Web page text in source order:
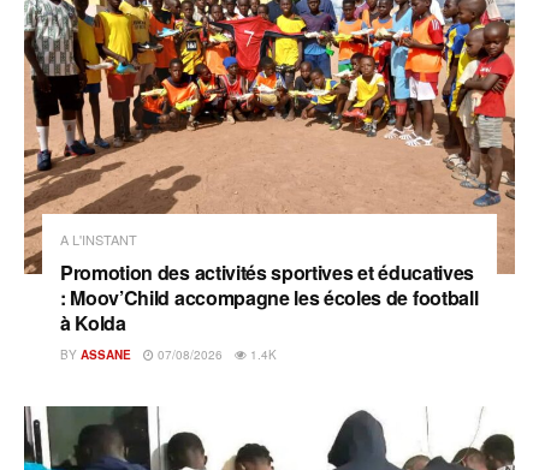
A L'INSTANT
Promotion des activités sportives et éducatives
: Moov’Child accompagne les écoles de football
à Kolda
BY ASSANE 07/08/2026 1.4K